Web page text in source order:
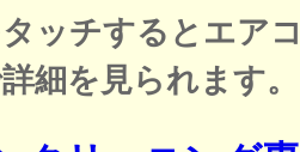
ッチするとエア
細を見られます。